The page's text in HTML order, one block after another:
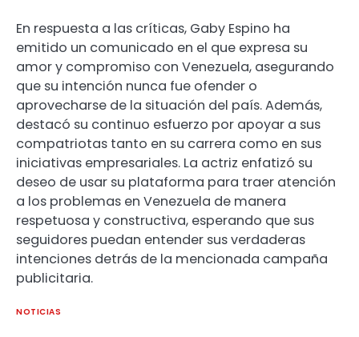
En respuesta a las críticas, Gaby Espino ha
emitido un comunicado en el que expresa su
amor y compromiso con Venezuela, asegurando
que su intención nunca fue ofender o
aprovecharse de la situación del país. Además,
destacó su continuo esfuerzo por apoyar a sus
compatriotas tanto en su carrera como en sus
iniciativas empresariales. La actriz enfatizó su
deseo de usar su plataforma para traer atención
a los problemas en Venezuela de manera
respetuosa y constructiva, esperando que sus
seguidores puedan entender sus verdaderas
intenciones detrás de la mencionada campaña
publicitaria.
NOTICIAS